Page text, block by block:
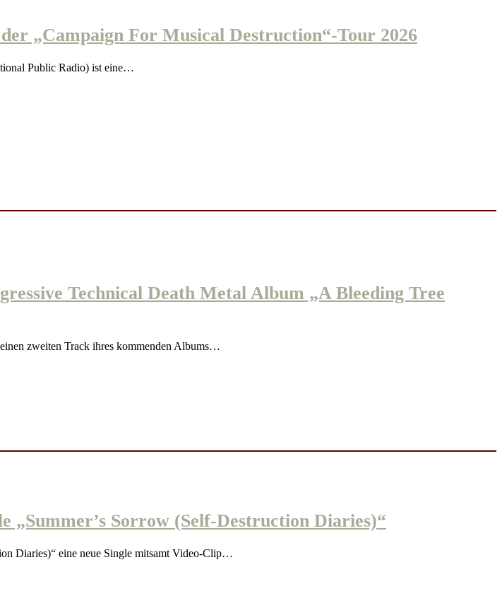
„Campaign For Musical Destruction“-Tour 2026
Public Radio) ist eine…
Technical Death Metal Album „A Bleeding Tree
zweiten Track ihres kommenden Albums…
„Summer’s Sorrow (Self-Destruction Diaries)“
Diaries)“ eine neue Single mitsamt Video-Clip…